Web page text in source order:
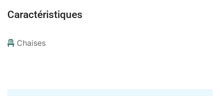
Caractéristiques
Chaises